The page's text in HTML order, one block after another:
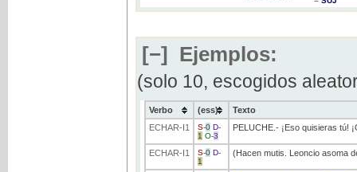
[−] Ejemplos:
(solo 10, escogidos
Verbo (ess)
Texto
ECHAR-I1 S-0 D-
1 O-3
PELUCHE.- ¡Eso quisieras tú!
ECHAR-I1 S-0 D-
1
(Hacen mutis. Leoncio asoma